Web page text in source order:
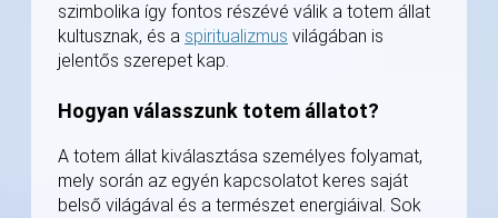
szimbolika így fontos részévé válik a totem állat
kultusznak, és a spiritualizmus világában is
jelentős szerepet kap.
Hogyan válasszunk totem állatot?
A totem állat kiválasztása személyes folyamat,
mely során az egyén kapcsolatot keres saját
belső világával és a természet energiáival. Sok